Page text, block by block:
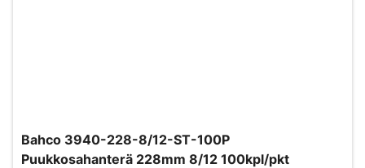
Bahco 3940-228-8/12-ST-100P
Puukkosahanterä 228mm 8/12 100kpl/pkt